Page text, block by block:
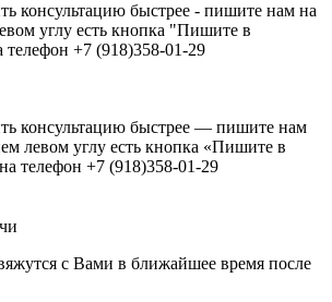
консультацию быстрее - пишите нам на
углу есть кнопка "Пишите в
+7 (918)358-01-29
консультацию быстрее — пишите нам
левом углу есть кнопка «Пишите в
телефон +7 (918)358-01-29
с Вами в ближайшее время после